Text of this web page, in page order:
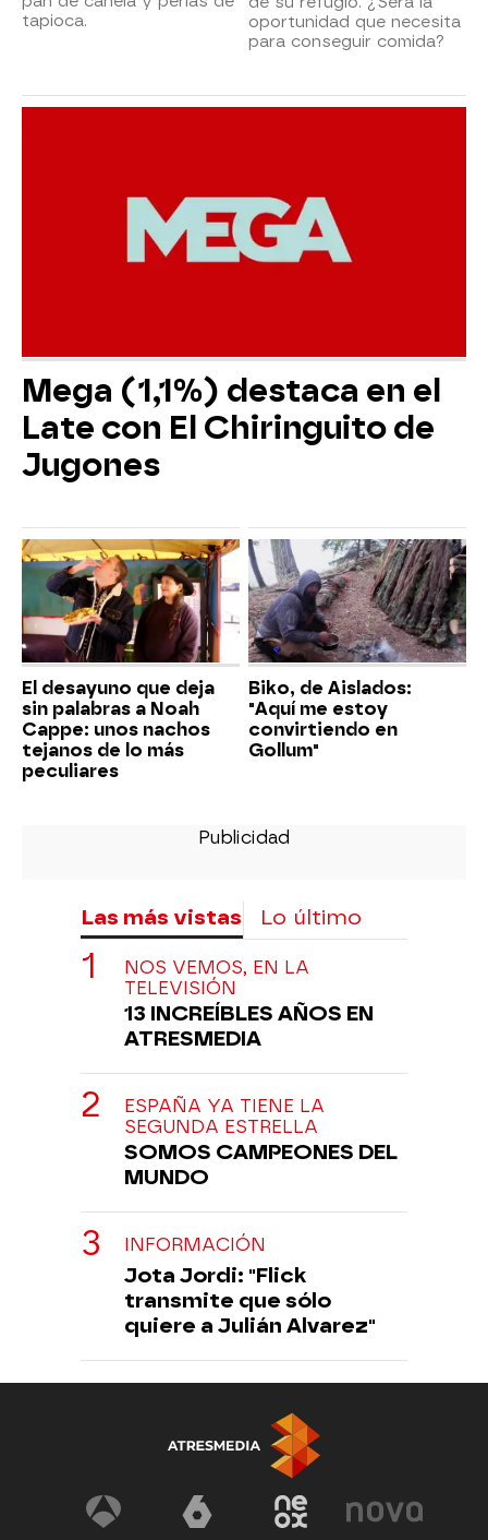
tapioca.
oportunidad que necesita
para conseguir comida?
Mega (1,1%) destaca en el
Late con El Chiringuito de
Jugones
El desayuno que deja
sin palabras a Noah
Cappe: unos nachos
tejanos de lo más
peculiares
Biko, de Aislados:
"Aquí me estoy
convirtiendo en
Gollum"
Las más vistas Lo último
NOS VEMOS, EN LA
TELEVISIÓN
13 INCREÍBLES AÑOS EN
ATRESMEDIA
ESPAÑA YA TIENE LA
SEGUNDA ESTRELLA
SOMOS CAMPEONES DEL
MUNDO
INFORMACIÓN
Jota Jordi: "Flick
transmite que sólo
quiere a Julián Alvarez"